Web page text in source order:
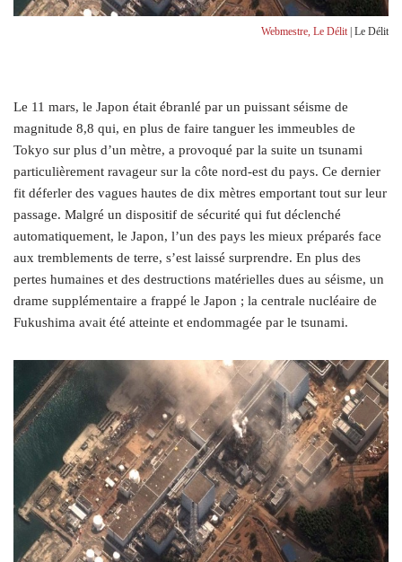
Webmestre, Le Délit| Le Délit
Le 11 mars, le Japon était ébranlé par un puissant séisme de
magnitude 8,8 qui, en plus de faire tanguer les immeubles de
Tokyo sur plus d’un mètre, a provoqué par la suite un tsunami
particulièrement ravageur sur la côte nord-est du pays. Ce dernier
fit déferler des vagues hautes de dix mètres emportant tout sur leur
passage. Malgré un dispositif de sécurité qui fut déclenché
automatiquement, le Japon, l’un des pays les mieux préparés face
aux tremblements de terre, s’est laissé surprendre. En plus des
pertes humaines et des destructions matérielles dues au séisme, un
drame supplémentaire a frappé le Japon ; la centrale nucléaire de
Fukushima avait été atteinte et endommagée par le tsunami.